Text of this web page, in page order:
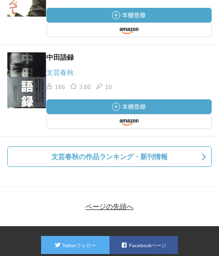
中田語録
文芸春秋
166 3.60 10
文芸春秋の作品ランキング・新刊情報
ページの先頭へ
Twitterフォロー Facebookページ